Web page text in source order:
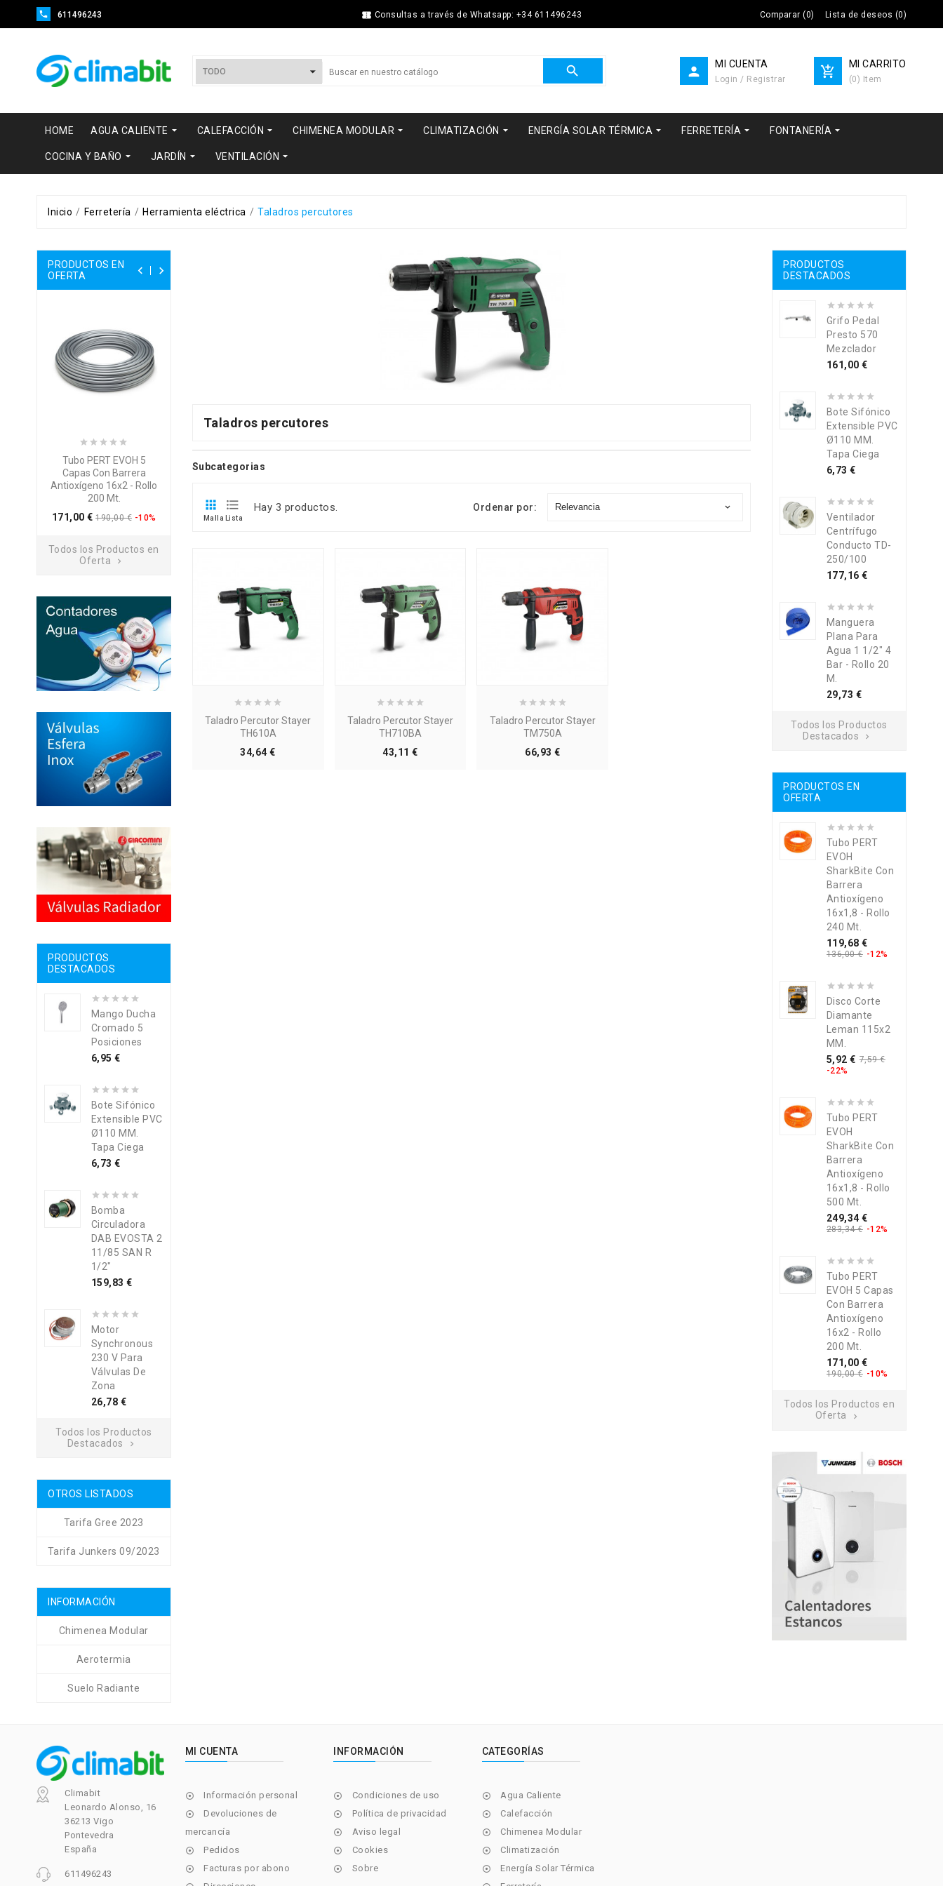
 611496243  Consultas a través de Whatsapp: +34 611496243 Comparar (0) Lista de deseos (0)
 
MI CUENTA
Login / Registrar 
MI CARRITO
(0) Item
HOME AGUA CALIENTE  CALEFACCIÓN  CHIMENEA MODULAR  CLIMATIZACIÓN  ENERGÍA SOLAR TÉRMICA  FERRETERÍA  FONTANERÍA 
COCINA Y BAÑO  JARDÍN  VENTILACIÓN 
Inicio Ferretería Herramienta eléctrica Taladros percutores
PRODUCTOS EN
OFERTA
 
Tubo PERT EVOH 5
Capas Con Barrera
Antioxígeno 16x2 - Rollo
200 Mt.
171,00 € 190,00 € -10%
Disco Corte Diamante
Leman 115x2 MM.
Todos los Productos en
Oferta

PRODUCTOS
DESTACADOS
Mango Ducha
Cromado 5
Posiciones
Precio
6,95 €
Bote Sifónico
Extensible PVC
Ø110 MM.
Tapa Ciega
Precio
6,73 €
Bomba
Circuladora
DAB EVOSTA 2
11/85 SAN R
1/2"
Precio
159,83 €
Motor
Synchronous
230 V Para
Válvulas De
Zona
Precio
26,78 €
Todos los Productos
Destacados

OTROS LISTADOS
Tarifa Gree 2023
Tarifa Junkers 09/2023
INFORMACIÓN
Chimenea Modular
Aerotermia
Suelo Radiante
Taladros percutores
Subcategorias

Malla

Lista
Hay 3 productos. Ordenar por: Relevancia 
Taladro Percutor Stayer
TH610A
34,64 €Precio
Taladro Percutor Stayer
TH710BA
43,11 €Precio
Taladro Percutor Stayer
TM750A
66,93 €Precio
PRODUCTOS
DESTACADOS
Grifo Pedal
Presto 570
Mezclador
Precio
161,00 €
Bote Sifónico
Extensible PVC
Ø110 MM.
Tapa Ciega
Precio
6,73 €
Ventilador
Centrífugo
Conducto TD-
250/100
Precio
177,16 €
Manguera
Plana Para
Agua 1 1/2" 4
Bar - Rollo 20
M.
Precio
29,73 €
Todos los Productos
Destacados

PRODUCTOS EN
OFERTA
Tubo PERT
EVOH
SharkBite Con
Barrera
Antioxígeno
16x1,8 - Rollo
240 Mt.
119,68 €
base
136,00 € -12%
Disco Corte
Diamante
Leman 115x2
MM.
5,92 € 7,59 €
-22%
Tubo PERT
EVOH
SharkBite Con
Barrera
Antioxígeno
16x1,8 - Rollo
500 Mt.
249,34 €
base
283,34 € -12%
Tubo PERT
EVOH 5 Capas
Con Barrera
Antioxígeno
16x2 - Rollo
200 Mt.
171,00 €
base
190,00 € -10%
Todos los Productos en
Oferta

Climabit
Leonardo Alonso, 16
36213 Vigo
Pontevedra
España
611496243
MI CUENTA
 Información personal

Devoluciones de
mercancía
 Pedidos
 Facturas por abono
INFORMACIÓN
 Condiciones de uso
 Política de privacidad
 Aviso legal
 Cookies
 Sobre
CATEGORÍAS
 Agua Caliente
 Calefacción
 Chimenea Modular
 Climatización
 Energía Solar Térmica